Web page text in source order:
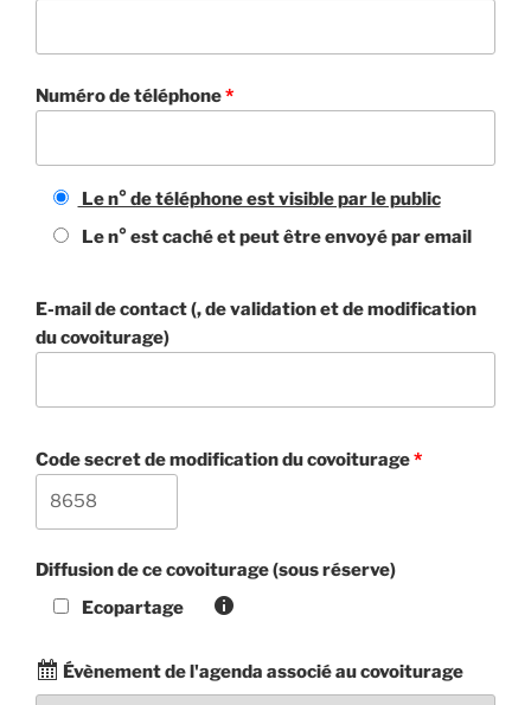
Numéro de téléphone*
Le n° de téléphone est visible par le public
Le n° est caché et peut être envoyé par email
E-mail de contact (, de validation et de modification
du covoiturage)
Code secret de modification du covoiturage*
Diffusion de ce covoiturage (sous réserve)
Ecopartage
Évènement de l'agenda associé au covoiturage